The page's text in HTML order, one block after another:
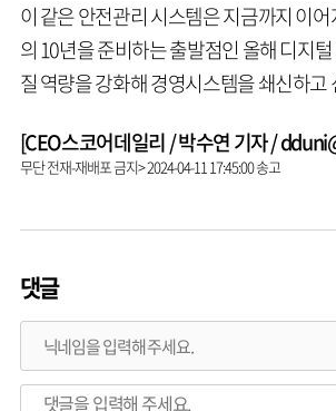
이 같은 안전관리 시스템은 지금까지 이
의 10년을 준비하는 출발점인 올해 디지
질 역량을 강화해 경영시스템을 쇄신하
[CEO스코어데일리 / 박수연 기자 /
무단 전재-재배포 금지> 2024-04-11 17:45:00 송고
댓글